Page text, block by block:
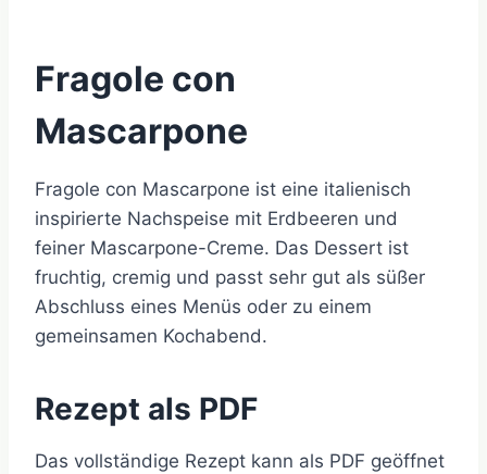
Fragole con
Mascarpone
Fragole con Mascarpone ist eine italienisch
inspirierte Nachspeise mit Erdbeeren und
feiner Mascarpone-Creme. Das Dessert ist
fruchtig, cremig und passt sehr gut als süßer
Abschluss eines Menüs oder zu einem
gemeinsamen Kochabend.
Rezept als PDF
Das vollständige Rezept kann als PDF geöffnet